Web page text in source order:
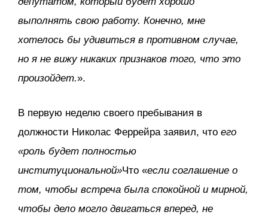
выполнять свою работу. Конечно, мне
хотелось бы удивиться в противном случае,
но я не вижу никаких признаков того, что это
произойдет.».
В первую неделю своего пребывания в
должности Николас Феррейра заявил, что его
«роль будет полностью
институциональной»Что «если соглашение о
том, чтобы встреча была спокойной и мирной,
чтобы дело могло двигаться вперед, не